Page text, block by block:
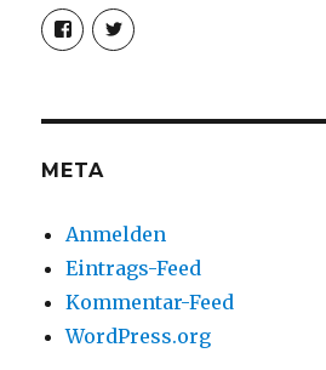
Profil
von
christoph.fleischer1
anzeigen
Profil
von
anzeigen
META
Anmelden
Eintrags-Feed
Kommentar-Feed
WordPress.org